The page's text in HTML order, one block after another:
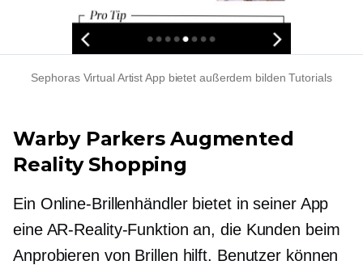
Sephoras Virtual Artist App bietet außerdem bilden Tutorials
Warby Parkers Augmented
Reality Shopping
Ein Online-Brillenhändler bietet in seiner App
eine AR-Reality-Funktion an, die Kunden beim
Anprobieren von Brillen hilft. Benutzer können